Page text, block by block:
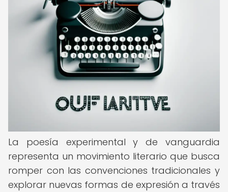
La poesía experimental y de vanguardia
representa un movimiento literario que busca
romper con las convenciones tradicionales y
explorar nuevas formas de expresión a través